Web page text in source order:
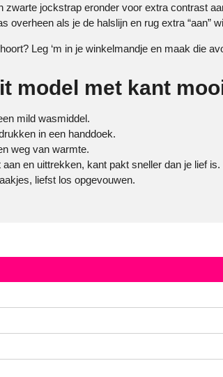
zwarte jockstrap eronder voor extra contrast
overheen als je de halslijn en rug extra “aan”
Leg ‘m in je winkelmandje en maak die
model met kant
mild wasmiddel.
in een handdoek.
weg van warmte.
en uittrekken, kant pakt sneller dan je lief is.
liefst los opgevouwen.